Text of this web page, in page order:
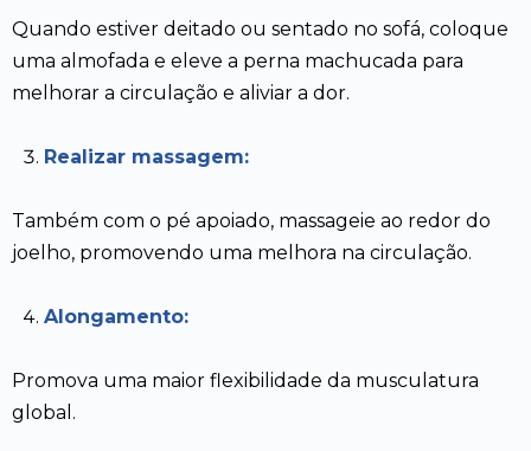
Quando estiver deitado ou sentado no sofá, coloque
uma almofada e eleve a perna machucada para
melhorar a circulação e aliviar a dor.
Realizar massagem:
Também com o pé apoiado, massageie ao redor do
joelho, promovendo uma melhora na circulação.
Alongamento:
Promova uma maior flexibilidade da musculatura
global.